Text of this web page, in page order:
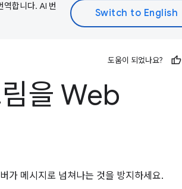
역합니다. AI 번
도움이 되었나요?
을 Web
메시지로 넘쳐나는 것을 방지하세요.